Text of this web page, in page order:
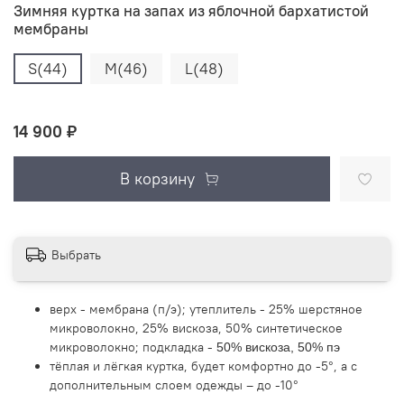
Зимняя куртка на запах из яблочной бархатистой
мембраны
S(44)
M(46) L(48)
14 900 ₽
В корзину
Выбрать
верх - мембрана (п/э); утеплитель - 25% шерстяное
микроволокно, 25% вискоза, 50% синтетическое
микроволокно; подкладка - 50% вискоза, 50% пэ
тёплая и лёгкая куртка, будет комфортно до -5°, а с
дополнительным слоем одежды – до -10°